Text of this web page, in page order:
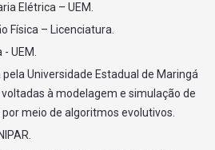
da Pesquisa
Folclore
Elétrica – UEM.
Física – Licenciatura.
UEM.
Universidade Estadual de Maringá
à modelagem e simulação de
meio de algoritmos evolutivos.